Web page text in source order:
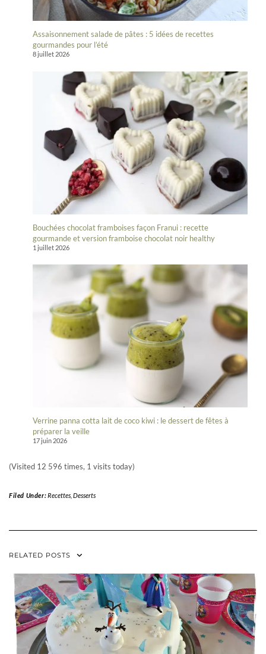
Assaisonnement salade de pâtes : 5 idées de recettes
gourmandes pour l’été
8 juillet 2026
Bouchées chocolat framboises façon Franui : recette
gourmande et version framboise chocolat noir healthy
1 juillet 2026
Verrine panna cotta lait de coco kiwi : le dessert de fêtes à
préparer la veille
17 juin 2026
(Visited 12 596 times, 1 visits today)
Filed Under: Recettes, Desserts
RELATED POSTS